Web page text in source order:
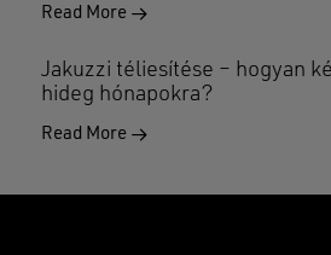
Read More
Jakuzzi téliesítése – hogyan
hideg hónapokra?
Read More